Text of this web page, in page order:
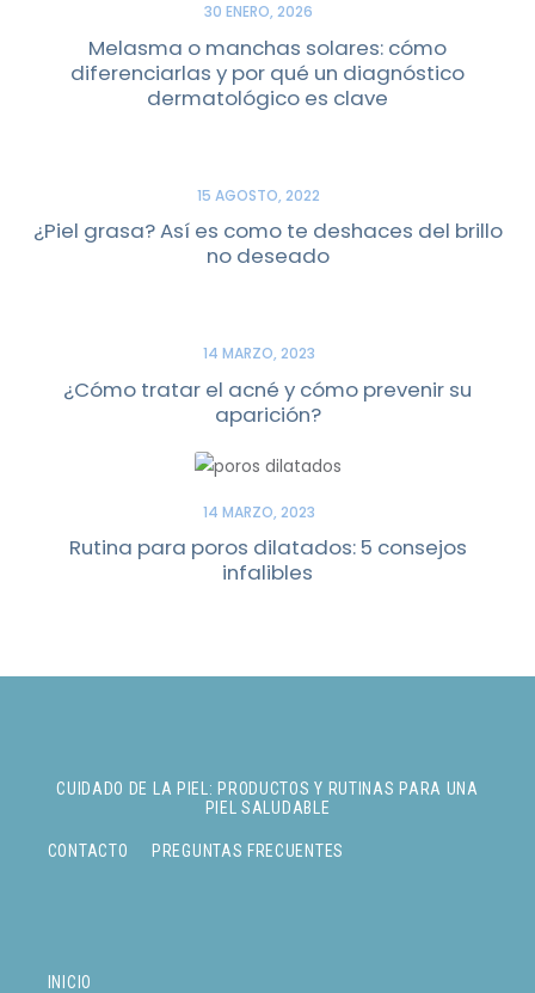
30 ENERO, 2026
Melasma o manchas solares: cómo
diferenciarlas y por qué un diagnóstico
dermatológico es clave
15 AGOSTO, 2022
¿Piel grasa? Así es como te deshaces del brillo
no deseado
14 MARZO, 2023
¿Cómo tratar el acné y cómo prevenir su
aparición?
14 MARZO, 2023
Rutina para poros dilatados: 5 consejos
infalibles
INICIO
CUIDADO DE LA PIEL: PRODUCTOS Y RUTINAS PARA UNA
PIEL SALUDABLE
CONTACTO PREGUNTAS FRECUENTES